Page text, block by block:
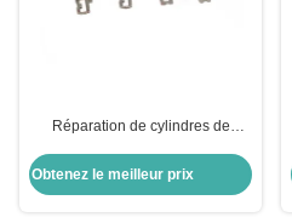
Réparation de cylindres de
Obtenez le meilleur prix